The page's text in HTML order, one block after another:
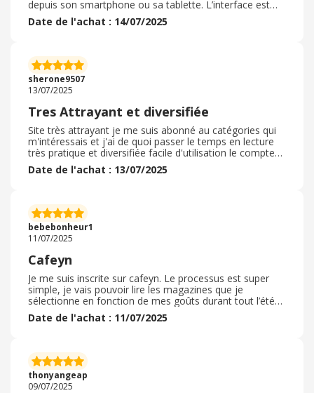
depuis son smartphone ou sa tablette. L’interface est
fluide, intuitive et agréable à utiliser. J’apprécie
particulièrement la diversité des titres proposés, dans
confortable, avec un zoom facile et une bonne qualité
d’image. L’accès hors ligne est un vrai plus pour lire
n’importe où, même sans connexion. C’est une très
bonne alternative écologique et économique à l’achat de
presse papier. Je recommande vivement cette
application à tous les amateurs de lecture.
Date de l'achat : 14/07/2025
sherone9507
13/07/2025
Tres Attrayant et diversifiée
Site très attrayant je me suis abonné au catégories qui
m'intéressais et j'ai de quoi passer le temps en lecture
très pratique et diversifiée facile d'utilisation le compte
est facile a gérer et il est facile de naviguer aussi sur le
site nous avons un temps imparti d'abonnement offert
la décoration , le jardinage , la famille , l'enfance ,
l'èducation , les voyager et encore pleins d'autres il y en
a pour ton les goûts je recommande cafeyn
Date de l'achat : 13/07/2025
bebebonheur1
11/07/2025
Cafeyn
Je me suis inscrite sur cafeyn. Le processus est super
simple, je vais pouvoir lire les magazines que je
sélectionne en fonction de mes goûts durant tout l’été
sur mon telephone portable. La transaction m’a pris
quelques minutes et j’ai reçu rapidement l’accès à mon
pouvoir profiter de ce service très intéressant. N’hésitez
plus et inscrivez-vous le plus vite possible. Vous avez
plein de choix dans des magazines connus
Date de l'achat : 11/07/2025
thonyangeap
09/07/2025